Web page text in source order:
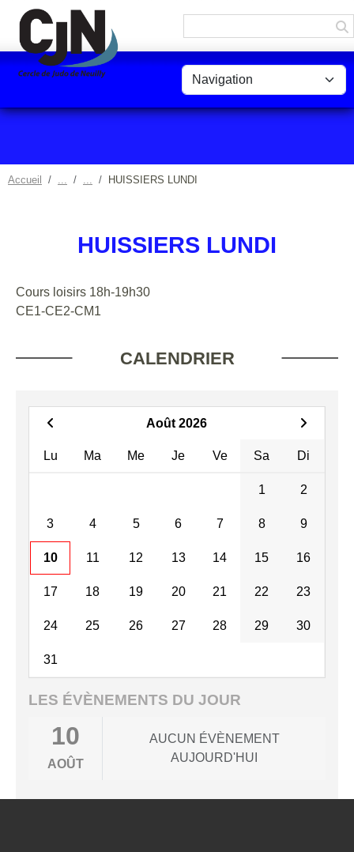
Accueil HUISSIERS LUNDI
HUISSIERS LUNDI
Cours loisirs 18h-19h30
CE1-CE2-CM1
CALENDRIER
Août 2026
Lu Ma Me Je Ve Sa Di
1 2
3 4 5 6 7 8 9
10 11 12 13 14 15 16
17 18 19 20 21 22 23
24 25 26 27 28 29 30
31
LES ÉVÈNEMENTS DU JOUR
10
AOÛT
AUCUN ÉVÈNEMENT
AUJOURD'HUI
Panneau de gestion des cookies